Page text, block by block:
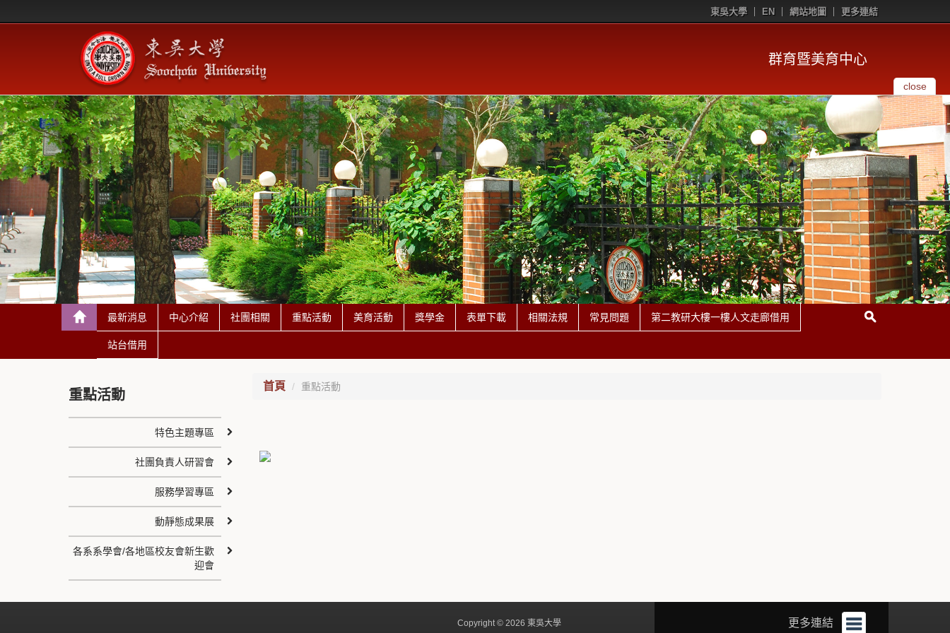
東吳大學 EN 網站地圖 更多連結
群育暨美育中心
close
最新消息 中心介紹 社團相關 重點活動 美育活動 獎學金 表單下載 相關法規 常見問題 第二教研大樓一樓人文走廊借用
站台借用
首頁 重點活動
重點活動
特色主題專區
社團負責人研習會
服務學習專區
動靜態成果展
各系系學會/各地區校友會新生歡
迎會
更多連結
Copyright © 2026 東吳大學